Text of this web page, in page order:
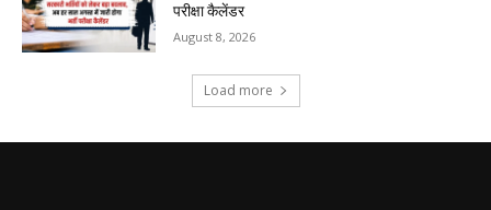
परीक्षा कैलेंडर
August 8, 2026
Load more